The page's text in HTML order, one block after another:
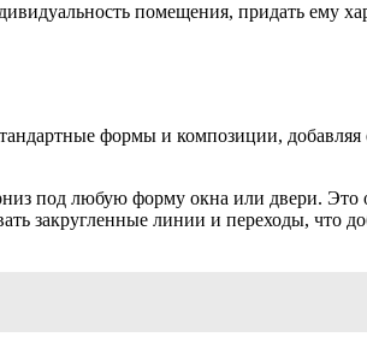
помещения, придать ему
формы и композиции, добавляя
под любую форму окна или двери. Это
закругленные линии и переходы, что